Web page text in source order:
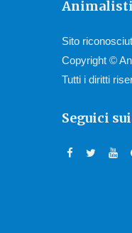
Sito
Copyright ©
Tutti i diritti
Seguici